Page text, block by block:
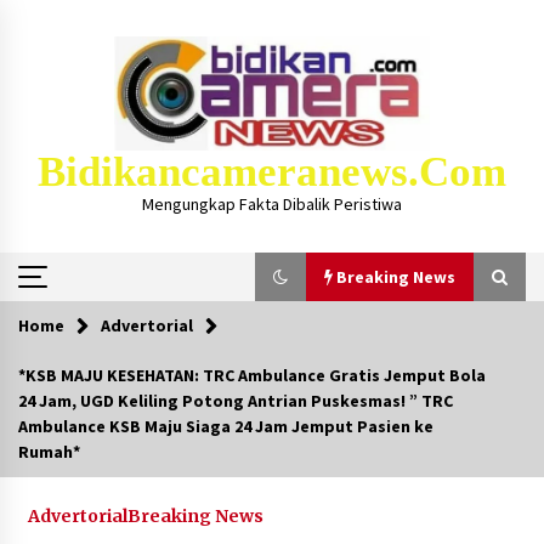
Bidikancameranews.com
Mengungkap Fakta Dibalik Peristiwa
Breaking News
Breaking News
Iklan Layanan KSB MAJU LUAR BIASA, Hukum
Masjid Dan Marbot Dapat Insentif Bulanan
Kejaksaan KSB Mulai Lidik Mafia Tanah Desa
Home Advertorial
*KSB MAJU KESEHATAN: TRC Ambulance Gratis Jemput Bola
24 Jam, UGD Keliling Potong Antrian Puskesmas! ” TRC
Ambulance KSB Maju Siaga 24 Jam Jemput Pasien ke
Rumah*
AdvertorialBreaking News